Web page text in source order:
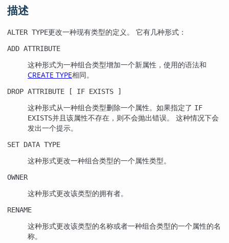
描述
ALTER TYPE更改一种现有类型的定义。 它有几种形式：
ADD ATTRIBUTE
这种形式为一种组合类型增加一个新属性，使用的语法和
CREATE TYPE相同。
DROP ATTRIBUTE [ IF EXISTS ]
这种形式从一种组合类型删除一个属性。如果指定了 IF
EXISTS并且该属性不存在，则不会抛出错误。 这种情况下会
发出一个提示。
SET DATA TYPE
这种形式更改一种组合类型的一个属性类型。
OWNER
这种形式更改该类型的拥有者。
RENAME
这种形式更改该类型的名称或者一种组合类型的一个属性的名
称。